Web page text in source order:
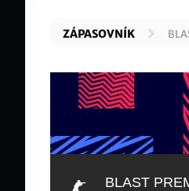
ZÁPASOVNÍK
BLAST